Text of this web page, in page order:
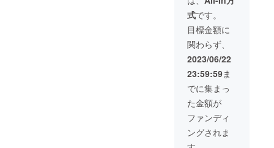
る場合
があり
ます。
※皆様の
支援に
より量
産効率
が向上
した場
合、正
規販売
価格が
販売予
定価格
更にな
る可能
性もご
ざいま
す。ご
了承く
ださ
い。 ※
ご注文
状況、
使用部
材の供
給状
入可能
です。
※ 消費
税込み
※ 送料
は全国
一律無
料 ※ 割
引率は
販売予
定価格
に送料
を含む
合計金
式です。
目標金額に
関わらず、
2023/06/22
23:59:59ま
でに集まっ
た金額が
ファンディ
ングされま